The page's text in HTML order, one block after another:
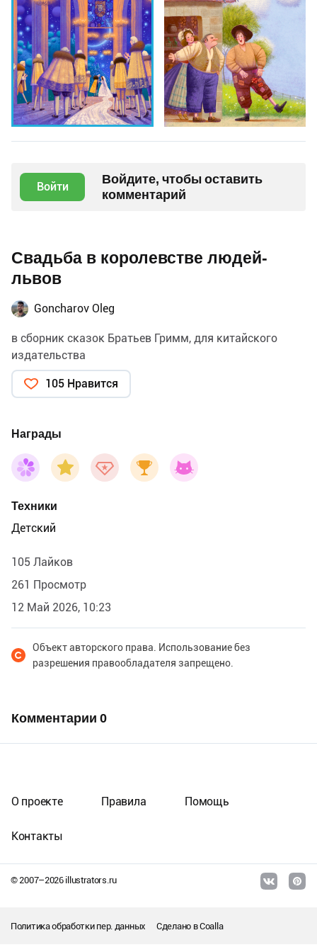
Войти
Войдите, чтобы оставить
комментарий
Свадьба в королевстве людей-
львов
Goncharov Oleg
в сборник сказок Братьев Гримм, для китайского
издательства
105 Нравится
Награды
Техники
Детский
105 Лайков
261 Просмотр
12 Май 2026, 10:23
Объект авторского права. Использование без
разрешения правообладателя запрещено.
Комментарии 0
© 2007–2026illustrators.ru
О проекте Правила Помощь
Контакты
Политика обработки пер. данных Сделано вCoalla